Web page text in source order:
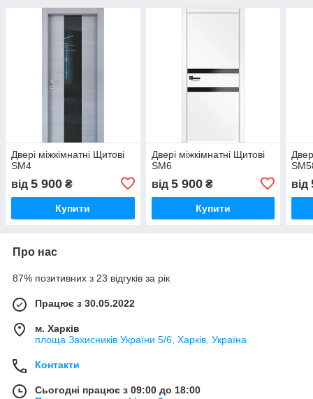
Двері міжкімнатні Щитові
SM4
від 5 900 ₴
Купити
Двері міжкімнатні Щитові
SM6
від 5 900₴
Купити
від
Про нас
87% позитивних з 23 відгуків за рік
Працює з 30.05.2022
м. Харків
площа Захисників України 5/6, Харків, Україна
Контакти
Сьогодні працює з 09:00 до 18:00